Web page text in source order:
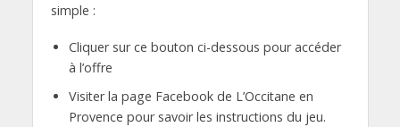
simple :
Cliquer sur ce bouton ci-dessous pour accéder
à l’offre
Visiter la page Facebook de L’Occitane en
Provence pour savoir les instructions du jeu.